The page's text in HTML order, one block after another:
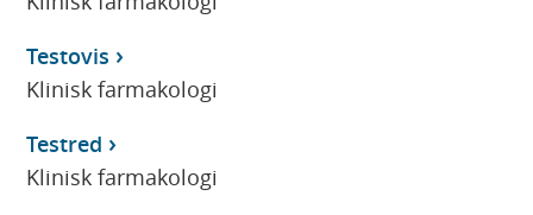
Testovis
Klinisk farmakologi
Testred
Klinisk farmakologi